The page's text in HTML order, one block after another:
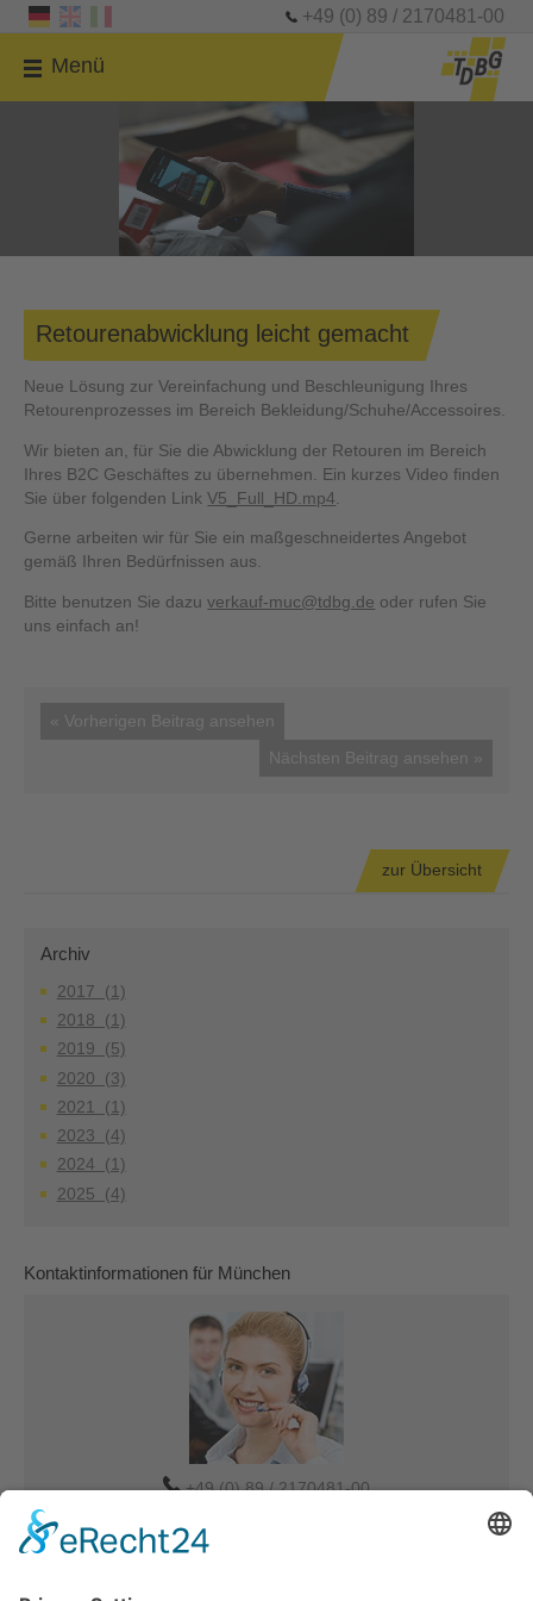
+49 (0) 89 / 2170481-00
Menü
Retourenabwicklung leicht gemacht
Neue Lösung zur Vereinfachung und Beschleunigung Ihres
Retourenprozesses im Bereich Bekleidung/Schuhe/Accessoires.
Wir bieten an, für Sie die Abwicklung der Retouren im Bereich
Ihres B2C Geschäftes zu übernehmen. Ein kurzes Video finden
Sie über folgenden LinkV5_Full_HD.mp4
Gerne arbeiten wir für Sie ein maßgeschneidertes Angebot
gemäß Ihren Bedürfnissen aus.
Bitte benutzen Sie dazuverkauf-muc@tdbg.de oder rufen Sie
uns einfach an!
« Vorherigen Beitrag ansehen
Nächsten Beitrag ansehen »
zur Übersicht
Archiv
2017 (1)
2018 (1)
2019 (5)
2020 (3)
2021 (1)
2023 (4)
2024 (1)
2025 (4)
Kontaktinformationen für München
+49 (0) 89 / 2170481-00
Verkauf-MUC@tdbg.de